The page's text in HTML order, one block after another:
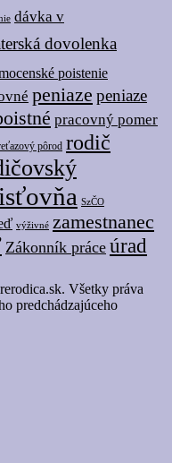
dávka v
dovolenka
poistenie
peniaze peniaze
pracovný pomer
pôrod rodič
SzČO
výživné zamestnanec
Zákonník práce úrad
Všetky práva
predchádzajúceho